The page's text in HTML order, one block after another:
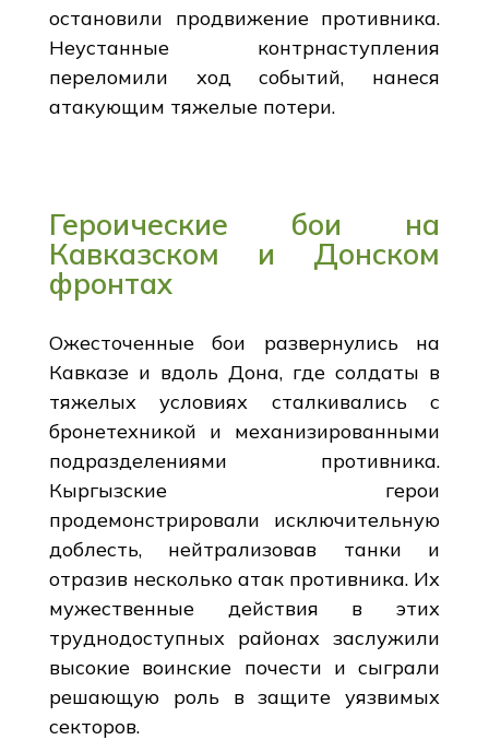
остановили продвижение противника.
Неустанные контрнаступления
переломили ход событий, нанеся
атакующим тяжелые потери.
Героические бои на
Кавказском и Донском
фронтах
Ожесточенные бои развернулись на
Кавказе и вдоль Дона, где солдаты в
тяжелых условиях сталкивались с
бронетехникой и механизированными
подразделениями противника.
Кыргызские герои
продемонстрировали исключительную
доблесть, нейтрализовав танки и
отразив несколько атак противника. Их
мужественные действия в этих
труднодоступных районах заслужили
высокие воинские почести и сыграли
решающую роль в защите уязвимых
секторов.